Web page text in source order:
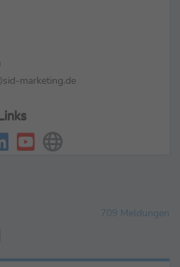
marketing.de
709 Meldungen